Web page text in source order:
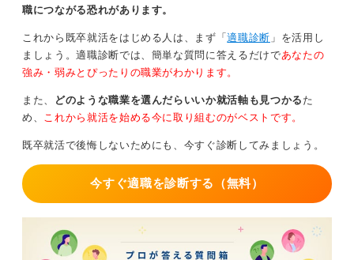
備が鍵
なぜ離職したかは自分自身の認識や情報収集などが不
足、足りなかったなどの理由で説明しましょう。
そしてそれを踏まえて、どのような改善をしたうえで、
なぜ志望したのかを一貫性を持たせることが大切です。
理解したうえで応募してほしいですね。
決して後ろ向きにならずに進んでください。
0
職につながる恐れがあります。
これから既卒就活をはじめる人は、まず「適職診断 」を活用し
ましょう。適職診断では、簡単な質問に答えるだけであなたの
強み・弱みとぴったりの職業がわかります。
また、 どのような職業を選んだらいいか就活軸も見つかる た
め、 これから就活を始める今に取り組むのがベストです。
既卒就活で後悔しないためにも、今すぐ診断してみましょう。
今すぐ適職を診断する（無料）